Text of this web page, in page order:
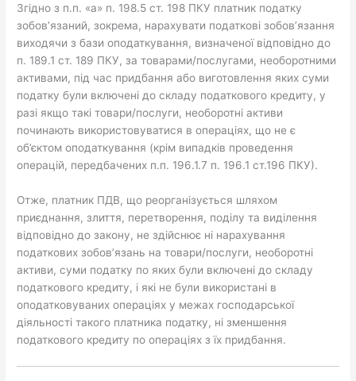
Згідно з п.п. «а» п. 198.5 ст. 198 ПКУ платник податку
зобов’язаний, зокрема, нарахувати податкові зобов’язання
виходячи з бази оподаткування, визначеної відповідно до
п. 189.1 ст. 189 ПКУ, за товарами/послугами, необоротними
активами, під час придбання або виготовлення яких суми
податку були включені до складу податкового кредиту, у
разі якщо такі товари/послуги, необоротні активи
починають використовуватися в операціях, що не є
об’єктом оподаткування (крім випадків проведення
операцій, передбачених п.п. 196.1.7 п. 196.1 ст.196 ПКУ).
Отже, платник ПДВ, що реорганізується шляхом
приєднання, злиття, перетворення, поділу та виділення
відповідно до закону, не здійснює ні нарахування
податкових зобов’язань на товари/послуги, необоротні
активи, суми податку по яких були включені до складу
податкового кредиту, і які не були використані в
оподатковуваних операціях у межах господарської
діяльності такого платника податку, ні зменшення
податкового кредиту по операціях з їх придбання.